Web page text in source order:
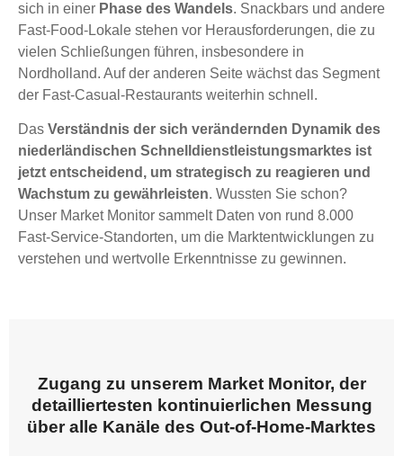
sich in einer Phase des Wandels. Snackbars und andere
Fast-Food-Lokale stehen vor Herausforderungen, die zu
vielen Schließungen führen, insbesondere in
Nordholland. Auf der anderen Seite wächst das Segment
der Fast-Casual-Restaurants weiterhin schnell.
Das Verständnis der sich verändernden Dynamik des
niederländischen Schnelldienstleistungsmarktes ist
jetzt entscheidend, um strategisch zu reagieren und
Wachstum zu gewährleisten. Wussten Sie schon?
Unser Market Monitor sammelt Daten von rund 8.000
Fast-Service-Standorten, um die Marktentwicklungen zu
verstehen und wertvolle Erkenntnisse zu gewinnen.
Zugang zu unserem Market Monitor, der
detailliertesten kontinuierlichen Messung
über alle Kanäle des Out-of-Home-Marktes